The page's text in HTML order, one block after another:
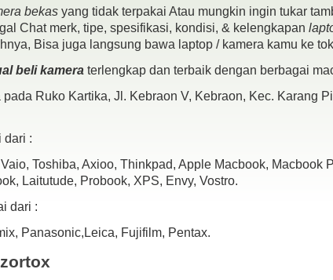
NVIDIA 940MX
bekasyang tidak terpakai Atau mungkin ingin tukar
Chat merk, tipe, spesifikasi, kondisi, & kelengkapan
Bisa juga langsung bawa laptop / kamera kamu ke
beli kamera terlengkap dan terbaik dengan berbagai
Ruko Kartika, Jl. Kebraon V, Kebraon, Kec. Karang
:
Toshiba, Axioo, Thinkpad, Apple Macbook, Macbook
Laitutude, Probook, XPS, Envy, Vostro.
dari :
Panasonic,Leica, Fujifilm, Pentax.